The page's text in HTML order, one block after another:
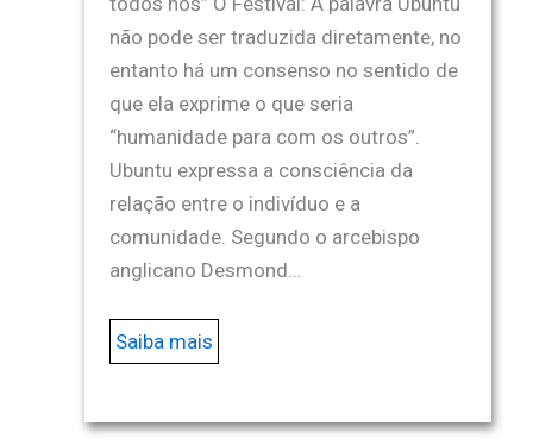
não pode ser traduzida diretamente, no
entanto há um consenso no sentido de
que ela exprime o que seria
“humanidade para com os outros”.
Ubuntu expressa a consciência da
relação entre o indivíduo e a
comunidade. Segundo o arcebispo
anglicano Desmond…
Saiba mais